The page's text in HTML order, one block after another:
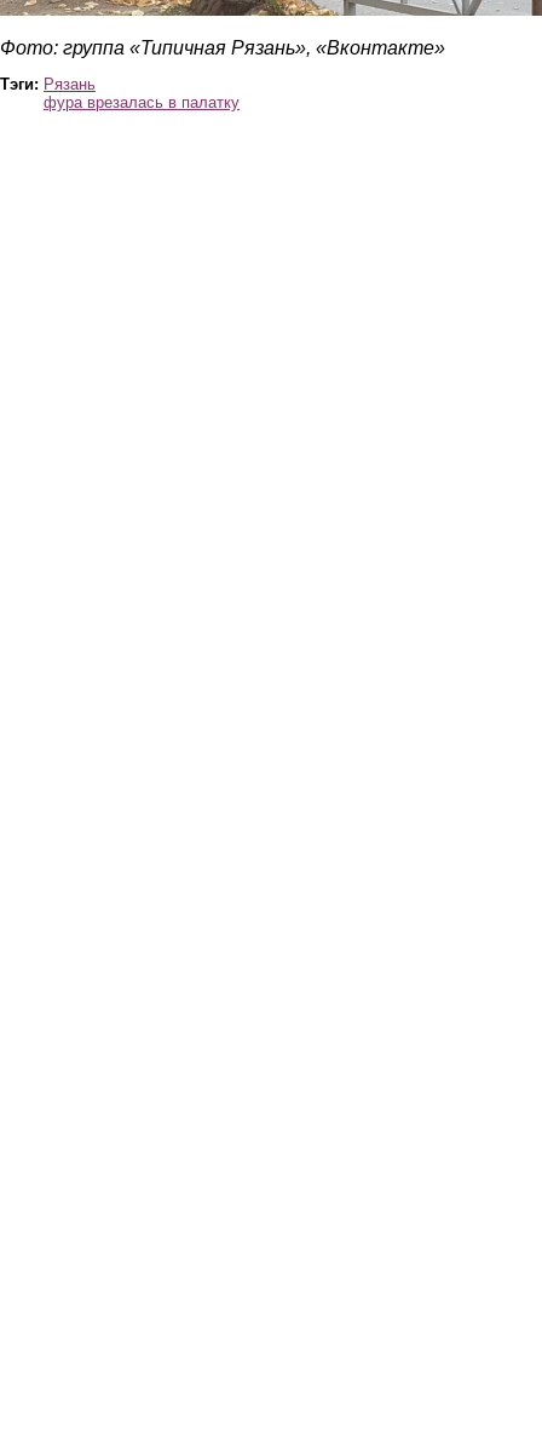
Фото: группа «Типичная Рязань», «Вконтакте»
Тэги: Рязань
фура врезалась в палатку